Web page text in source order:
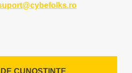
CUNOȘTINȚE